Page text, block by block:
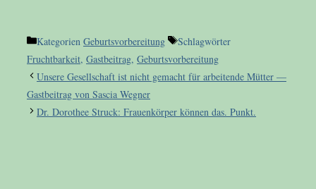
Kategorien Geburtsvorbereitung
Schlagwörter
Fruchtbarkeit, Gastbeitrag, Geburtsvorbereitung
Unsere Gesellschaft ist nicht gemacht für arbeitende Mütter —
Gastbeitrag von Sascia Wegner
Dr. Dorothee Struck: Frauenkörper können das. Punkt.